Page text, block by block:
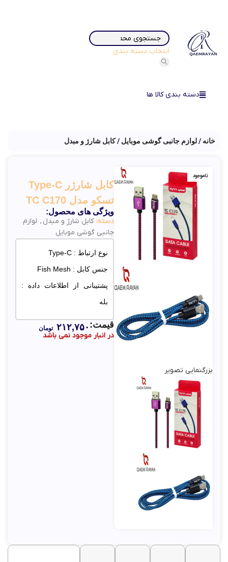
انتخاب دسته بندی
دسته بندی کالا ها
خانه لوازم جانبی گوشی موبایل کابل شارژ و مبدل
ناموجود
بزرگنمایی تصویر
کابل شارژر Type-C
تسکو مدل TC C170
ویژگی های محصول:
دسته: کابل شارژ و مبدل , لوازم
جانبی گوشی موبایل
نوع ارتباط : Type-C
جنس کابل : Fish Mesh
پشتیبانی از اطلاعات داده :
بله
در انبار موجود نمی باشد
قیمت: ۲۱۲,۷۵۰ تومان